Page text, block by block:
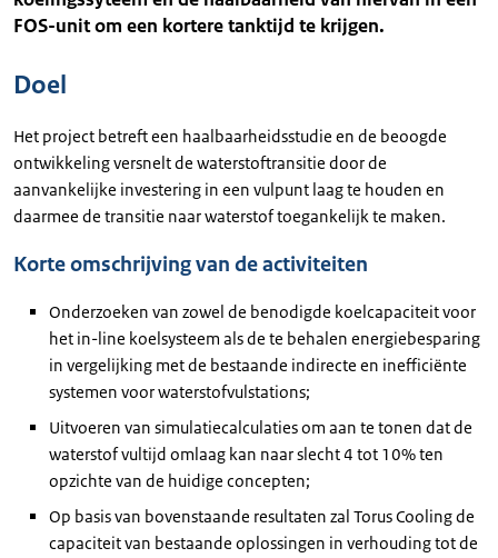
FOS-unit om een kortere tanktijd te krijgen.
Doel
Het project betreft een haalbaarheidsstudie en de beoogde
ontwikkeling versnelt de waterstoftransitie door de
aanvankelijke investering in een vulpunt laag te houden en
daarmee de transitie naar waterstof toegankelijk te maken.
Korte omschrijving van de activiteiten
Onderzoeken van zowel de benodigde koelcapaciteit voor
het in-line koelsysteem als de te behalen energiebesparing
in vergelijking met de bestaande indirecte en inefficiënte
systemen voor waterstofvulstations;
Uitvoeren van simulatiecalculaties om aan te tonen dat de
waterstof vultijd omlaag kan naar slecht 4 tot 10% ten
opzichte van de huidige concepten;
Op basis van bovenstaande resultaten zal Torus Cooling de
capaciteit van bestaande oplossingen in verhouding tot de